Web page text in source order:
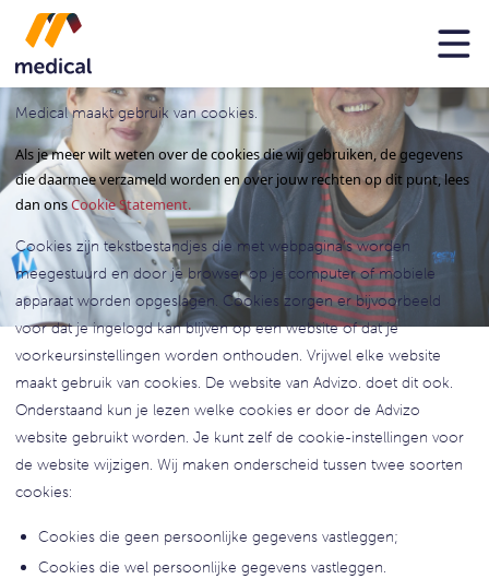
Cookiestatement
Medical maakt gebruik van cookies.
Als je meer wilt weten over de cookies die wij gebruiken, de gegevens
die daarmee verzameld worden en over jouw rechten op dit punt, lees
dan onsCookie Statement.
Cookies zijn tekstbestandjes die met webpagina’s worden
meegestuurd en door je browser op je computer of mobiele
apparaat worden opgeslagen. Cookies zorgen er bijvoorbeeld
voor dat je ingelogd kan blijven op een website of dat je
voorkeursinstellingen worden onthouden. Vrijwel elke website
maakt gebruik van cookies. De website van Advizo. doet dit ook.
Onderstaand kun je lezen welke cookies er door de Advizo
website gebruikt worden. Je kunt zelf de cookie-instellingen voor
de website wijzigen. Wij maken onderscheid tussen twee soorten
cookies:
Cookies die geen persoonlijke gegevens vastleggen;
Cookies die wel persoonlijke gegevens vastleggen.